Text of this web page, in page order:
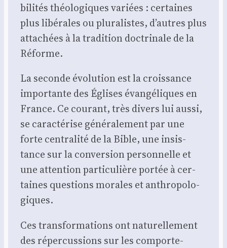
bi­li­tés théo­lo­giques variées : cer­taines
plus libé­rales ou plu­ra­listes, d’autres plus
atta­chées à la tra­di­tion doc­tri­nale de la
Réforme.
La seconde évo­lu­tion est la crois­sance
impor­tante des Églises évan­gé­liques en
France. Ce cou­rant, très divers lui aus­si,
se carac­té­rise géné­ra­le­ment par une
forte cen­tra­li­té de la Bible, une insis­
tance sur la conver­sion per­son­nelle et
une atten­tion par­ti­cu­lière por­tée à cer­
taines ques­tions morales et anthro­po­lo­
giques.
Ces trans­for­ma­tions ont natu­rel­le­ment
des réper­cus­sions sur les com­por­te­